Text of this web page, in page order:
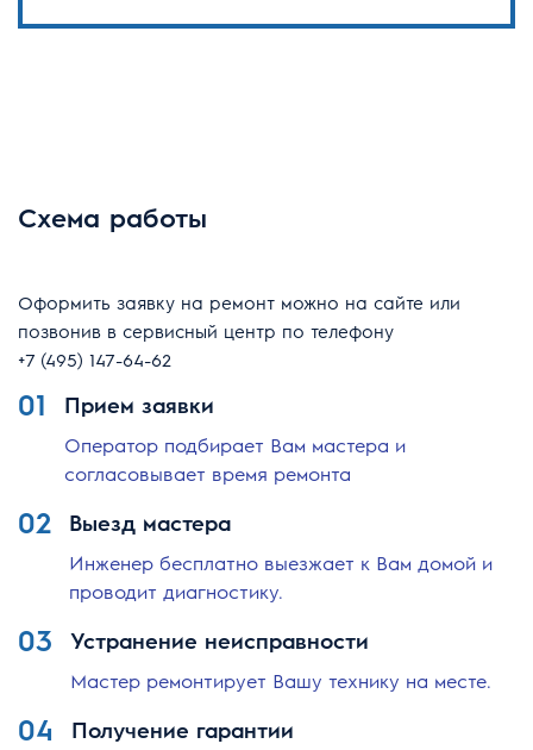
Схема работы
Оформить заявку на ремонт можно на сайте или
позвонив в сервисный центр по телефону
+7 (495) 147-64-62
01 Прием заявки
Оператор подбирает Вам мастера и
согласовывает время ремонта
02 Выезд мастера
Инженер бесплатно выезжает к Вам домой и
проводит диагностику.
03 Устранение неисправности
Мастер ремонтирует Вашу технику на месте.
04 Получение гарантии